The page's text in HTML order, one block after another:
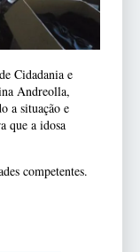
Cidadania e
Andreolla,
a situação e
que a idosa
competentes.